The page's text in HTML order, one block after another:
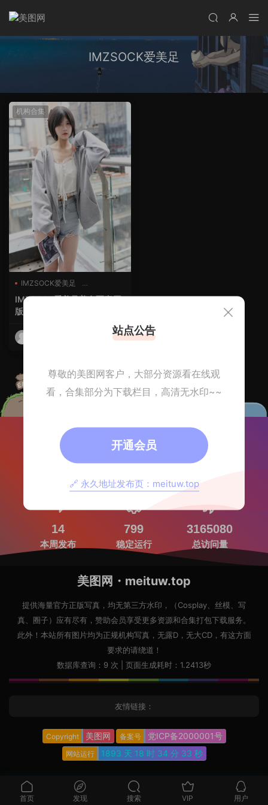
IMZSOCK爱美足
机构合集
IMZSOCK爱美足
jk制服白丝袜小仙女
丝袜的诱惑
IMZSOCK爱美足美女写真原
版打包下载477期 590GB
2026-05-16
文章数目 注册用户
14
本周发布
799
稳定运行
3165080
总访问量
美图网・meituw.top
提供海量官方正版写真，均无第三方水印，（Cosplay、丝模、写
真、圈子）应有尽有，赞助会员享受更多资源和合集打包下载服务。
此外！本站所有图片均为正规机构写真，无露D，无大CD，有这方面
要求的请绕道！
数据库查询：9 次 | 页面生成耗时：1.2413秒
友情链接：
Copyright 美图网 备案号 党ICP备2000001号
网站运行 1893 天 18 时 34 分 33 秒
首页 发现 搜索 VIP 用户
站点公告
尊敬的美图网客户，大部分资源看在线观
看，合集部分为下载栏目，高清无水印~~
开通会员
🔗 永久地址发布页：meituw.top